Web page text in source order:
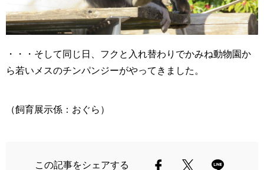
・・・そして同じ日、フクと入れ替わりでかみね動物園か
ら若いメスのチンパンジーがやってきました。
（飼育展示係：おぐら）
この記事をシェアする